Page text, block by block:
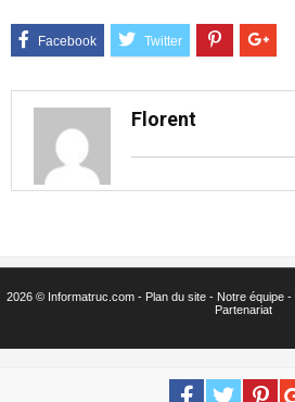
Florent
2026 © Informatruc.com - Plan du site- Notre équipe-
Partenariat